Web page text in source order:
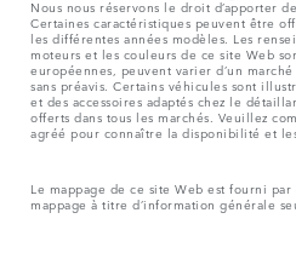
Nous nous réservons le droit d’apporter
Certaines caractéristiques peuvent être
les différentes années modèles. Les
moteurs et les couleurs de ce site Web
européennes, peuvent varier d’un
sans préavis. Certains véhicules sont
et des accessoires adaptés chez le
offerts dans tous les marchés. Veuillez
agréé pour connaître la disponibilité et
Le mappage de ce site Web est fourni
mappage à titre d’information générale